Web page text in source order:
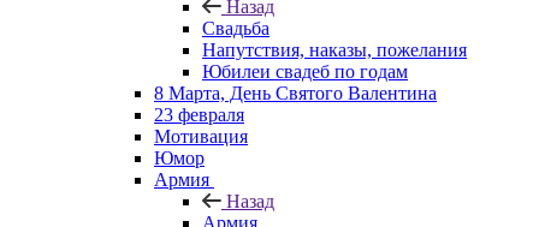
Назад
Свадьба
Напутствия, наказы, пожелания
Юбилеи свадеб по годам
8 Марта, День Святого Валентина
23 февраля
Мотивация
Юмор
Армия
Назад
Армия